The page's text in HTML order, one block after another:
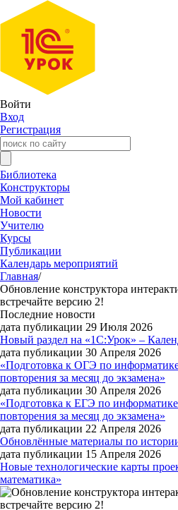
Войти
Вход
Регистрация
Библиотека
Конструкторы
Мой кабинет
Новости
Учителю
Курсы
Публикации
Календарь мероприятий
Главная/
Обновление конструктора
встречайте версию 2!
Последние новости
дата публикации 29 Июля 2026
Новый раздел на «1С:Урок» –
дата публикации 30 Апреля 2026
«Подготовка к ОГЭ по
повторения за месяц до экзамена»
дата публикации 30 Апреля 2026
«Подготовка к ЕГЭ по
повторения за месяц до экзамена»
дата публикации 22 Апреля 2026
Обновлённые материалы по
дата публикации 15 Апреля 2026
Новые технологические карты
математика»